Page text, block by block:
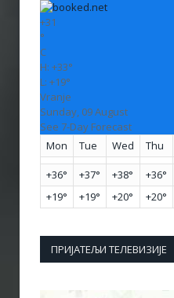
+31
°
C
H: +33°
L: +19°
Vranje
Sunday, 09 August
See 7-Day Forecast
Mon
Tue Wed Thu
+36° +37° +38° +36°
+19° +19° +20° +20°
ПРИЈАТЕЉИ ТЕЛЕВИЗИЈЕ